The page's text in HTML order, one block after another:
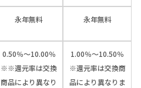
永年無料 永年無料
0.50％～10.00％
※※還元率は交換
商品により異なり
1.00％～10.50％
※還元率は交換商
品により異なりま